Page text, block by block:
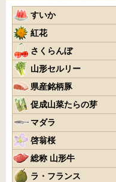
すいか
紅花
さくらんぼ
山形セルリー
県産銘柄豚
促成山菜たらの芽
マダラ
啓翁桜
総称 山形牛
ラ・フランス